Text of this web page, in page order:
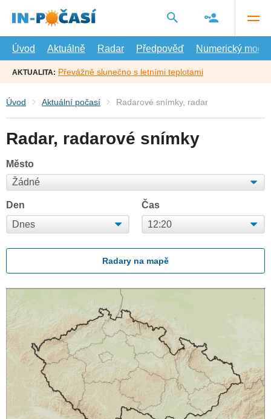
hlavní
Úvod
Aktuálně Radar Předpověď Numerický model
AKTUALITA: Převážně slunečno s letními teplotami
Úvod Aktuální počasí Radarové snímky, radar
Radar, radarové snímky
Město
Den Čas
Radary na mapě